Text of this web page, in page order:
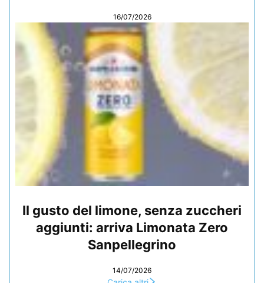
16/07/2026
Il gusto del limone, senza zuccheri
aggiunti: arriva Limonata Zero
Sanpellegrino
14/07/2026